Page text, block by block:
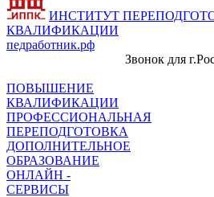
ИНСТИТУТ
КВАЛИФИКАЦИИ
педработник.рф
Звонок для
ПОВЫШЕНИЕ
КВАЛИФИКАЦИИ
ПРОФЕССИОНАЛЬНАЯ
ПЕРЕПОДГОТОВКА
ДОПОЛНИТЕЛЬНОЕ
ОБРАЗОВАНИЕ
ОНЛАЙН -
СЕРВИСЫ